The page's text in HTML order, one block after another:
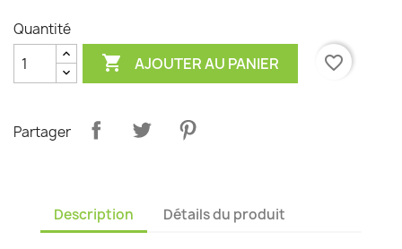
Quantité
 AJOUTER AU PANIER favorite_border
Partager
Description Détails du produit